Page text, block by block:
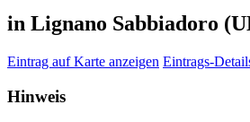
in Lignano Sabbiadoro
Eintrag auf Karte anzeigen Eintrags-
Hinweis